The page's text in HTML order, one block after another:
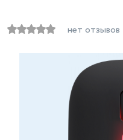
нет отзывов